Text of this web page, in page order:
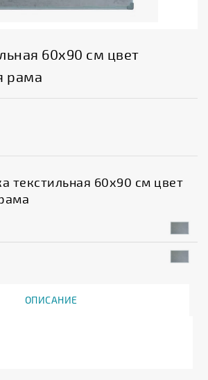
60x90 см цвет
рама
текстильная 60x90 см цвет
ОПИСАНИЕ